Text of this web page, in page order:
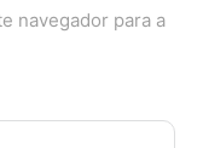
navegador para a